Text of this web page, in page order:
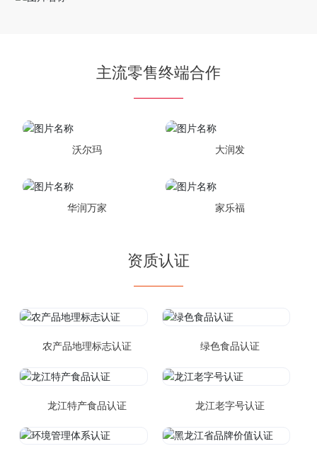
主流零售终端合作
沃尔玛 大润发
华润万家 家乐福
资质认证
农产品地理标志认证 绿色食品认证
龙江特产食品认证 龙江老字号认证